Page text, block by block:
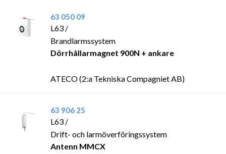
63 050 09
L63 /
Brandlarmssystem
Dörrhållarmagnet 900N + ankare
ATECO (2:a Tekniska Compagniet AB)
63 906 25
L63 /
Drift- och larmöverföringssystem
Antenn MMCX